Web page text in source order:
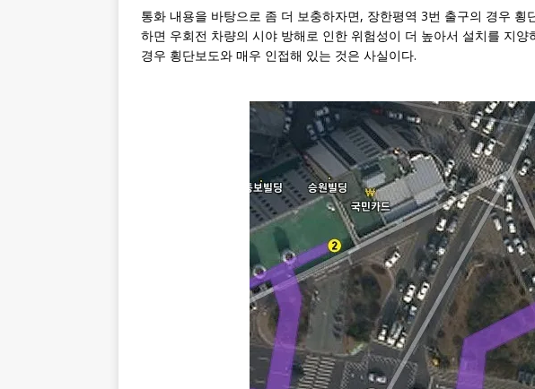
통화 내용을 바탕으로 좀 더 보충하자면, 장한평역 3번 출구의 경우 횡
하면 우회전 차량의 시야 방해로 인한 위험성이 더 높아서 설치를 지양
경우 횡단보도와 매우 인접해 있는 것은 사실이다.